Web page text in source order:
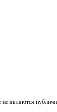
являются